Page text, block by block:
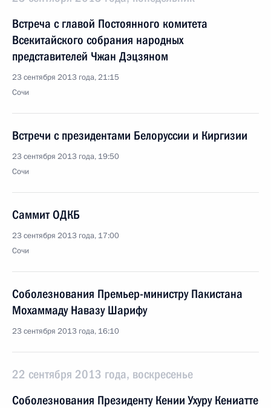
Встреча с главой Постоянного комитета
Всекитайского собрания народных
представителей Чжан Дэцзяном
23 сентября 2013 года, 21:15
Сочи
Встречи с президентами Белоруссии и Киргизии
23 сентября 2013 года, 19:50
Сочи
Саммит ОДКБ
23 сентября 2013 года, 17:00
Сочи
Соболезнования Премьер-министру Пакистана
Мохаммаду Навазу Шарифу
23 сентября 2013 года, 16:10
22 сентября 2013 года, воскресенье
Соболезнования Президенту Кении Ухуру Кениатте